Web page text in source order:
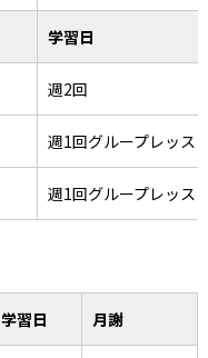
学習日
週2回
週1回グループレッス
週1回グループレッス
学習日 月謝